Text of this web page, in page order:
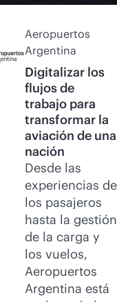
Aeropuertos
Argentina
Digitalizar los
flujos de
trabajo para
transformar la
aviación de una
nación
Desde las
experiencias de
los pasajeros
hasta la gestión
de la carga y
los vuelos,
Aeropuertos
Argentina está